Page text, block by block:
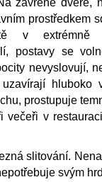
zavřené dveře,
prostředkem
v extrémně
postavy se
nevyslovují,
hluboko
prostupuje
večeři v
slitování.
svým